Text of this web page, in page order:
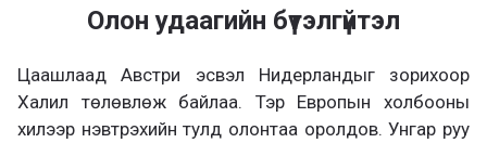
Олон удаагийн бүтэлгүйтэл
Цаашлаад Австри эсвэл Нидерландыг зорихоор
Халил төлөвлөж байлаа. Тэр Европын холбооны
хилээр нэвтрэхийн тулд олонтаа оролдов. Унгар руу